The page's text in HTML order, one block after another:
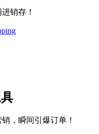
销存！
，瞬间引爆订单！